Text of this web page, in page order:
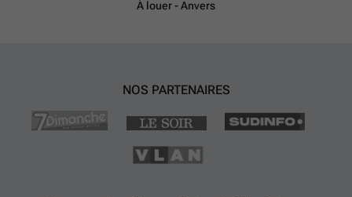
À louer - Anvers
NOS PARTENAIRES